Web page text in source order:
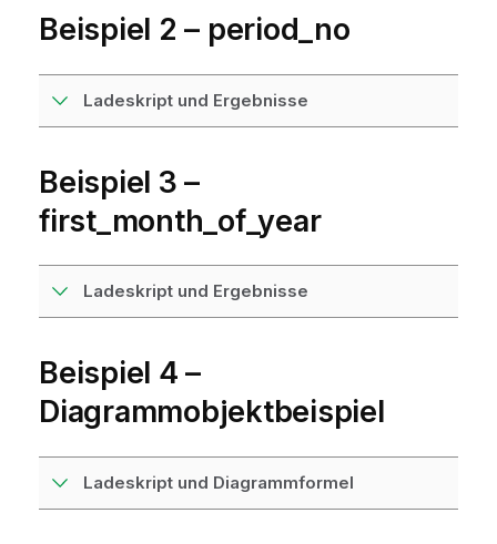
Beispiel 2 – period_no
Ladeskript und Ergebnisse
Beispiel 3 –
first_month_of_year
Ladeskript und Ergebnisse
Beispiel 4 –
Diagrammobjektbeispiel
Ladeskript und Diagrammformel